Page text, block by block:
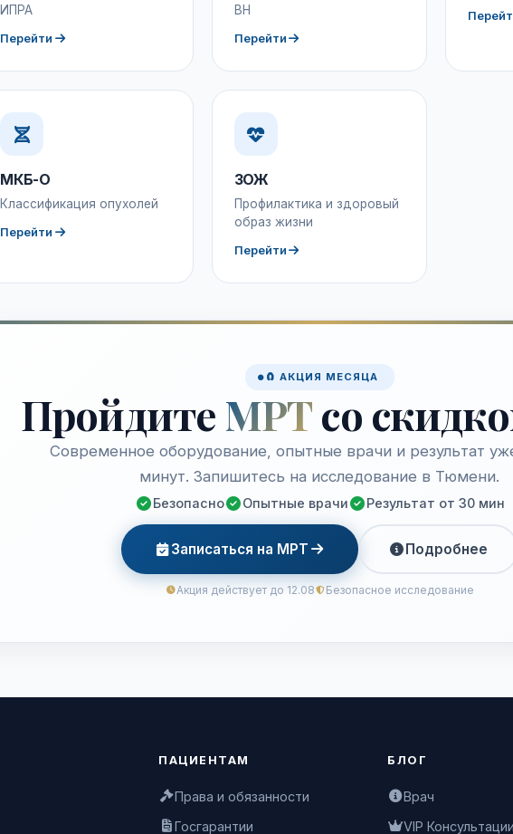
ИПРА
Перейти
ВН
Перейти
МКБ-О
Классификация опухолей
Перейти
ЗОЖ
Профилактика и здоровый
образ жизни
Перейти
🧲 АКЦИЯ МЕСЯЦА
Пройдите МРТсо
Современное оборудование, опытные врачи и результат
минут. Запишитесь на исследование в Тюмени.
Безопасно Опытные врачи Результат от 30 мин
Записаться на МРТ Подробнее
Акция действует до 12.08 Безопасное исследование
ПАЦИЕНТАМ
Права и обязанности
Госгарантии
БЛОГ
Врач
VIP Консультации